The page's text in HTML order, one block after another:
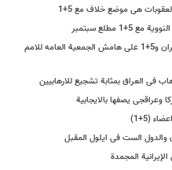
هی موضع خلاف مع 5+1
مطلع سبتمبر
عراقجی یتوقع مفاوضات نوویة بین ایران و5+1 على هامش الجمعیة العامه للامم
فی العراق بمثابة تشجیع للارهابیین
وعراقجی یصفها بالایجابیة
(5+1)
والدول الست فی ایلول المقبل
المجمدة